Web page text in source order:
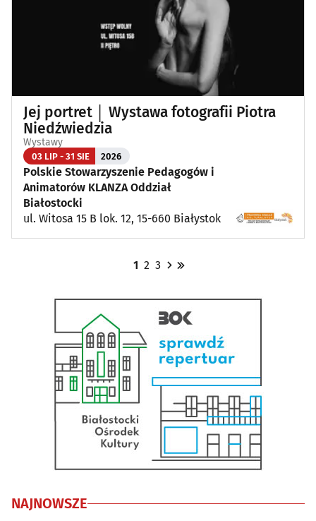
Jej portret │ Wystawa fotografii Piotra
Niedźwiedzia
Wystawy
03 LIP - 31 SIE 2026
Polskie Stowarzyszenie Pedagogów i
Animatorów KLANZA Oddział
Białostocki
ul. Witosa 15 B lok. 12, 15-660 Białystok
1 2 3
NAJNOWSZE